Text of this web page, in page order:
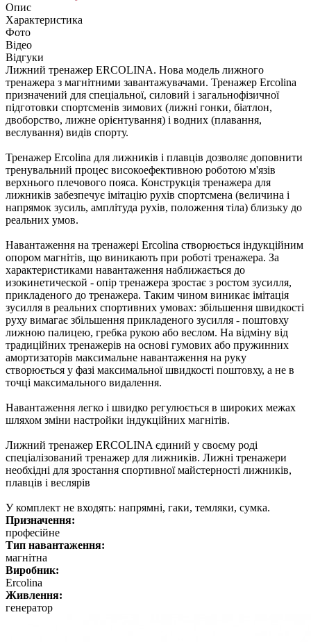
Опис
Характеристика
Фото
Відео
Відгуки
Лижний тренажер ERCOLINA. Нова модель лижного
тренажера з магнітними завантажувачами. Тренажер Ercolina
призначений для спеціальної, силовий і загальнофізичної
підготовки спортсменів зимових (лижні гонки, біатлон,
двоборство, лижне орієнтування) і водних (плавання,
веслування) видів спорту.
Тренажер Ercolina для лижників і плавців дозволяє доповнити
тренувальний процес високоефективною роботою м'язів
верхнього плечового пояса. Конструкція тренажера для
лижників забезпечує імітацію рухів спортсмена (величина і
напрямок зусиль, амплітуда рухів, положення тіла) близьку до
реальних умов.
Навантаження на тренажері Ercolina створюється індукційним
опором магнітів, що виникають при роботі тренажера. За
характеристиками навантаження наближається до
изокинетической - опір тренажера зростає з ростом зусилля,
прикладеного до тренажера. Таким чином виникає імітація
зусилля в реальних спортивних умовах: збільшення швидкості
руху вимагає збільшення прикладеного зусилля - поштовху
лижною палицею, гребка рукою або веслом. На відміну від
традиційних тренажерів на основі гумових або пружинних
амортизаторів максимальне навантаження на руку
створюється у фазі максимальної швидкості поштовху, а не в
точці максимального видалення.
Навантаження легко і швидко регулюється в широких межах
шляхом зміни настройки індукційних магнітів.
Лижний тренажер ERCOLINA єдиний у своєму роді
спеціалізований тренажер для лижників. Лижні тренажери
необхідні для зростання спортивної майстерності лижників,
плавців і веслярів
У комплект не входять: напрямні, гаки, темляки, сумка.
Призначення:
професійне
Тип навантаження:
магнітна
Виробник:
Ercolina
Живлення:
генератор